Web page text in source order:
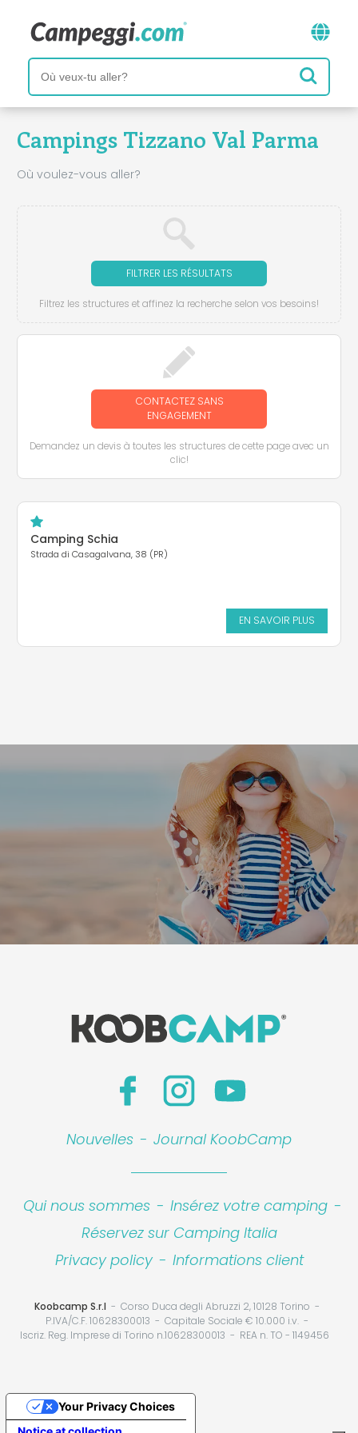
Campings Tizzano Val Parma
Où voulez-vous aller?
FILTRER LES RÉSULTATS
Filtrez les structures et affinez la recherche selon vos besoins!
CONTACTEZ SANS
ENGAGEMENT
Demandez un devis à toutes les structures de cette page avec un
clic!
Camping Schia
Strada di Casagalvana, 38 (PR)
EN SAVOIR PLUS
Nouvelles - Journal KoobCamp
Qui nous sommes - Insérez votre camping -
Réservez sur Camping Italia
Privacy policy - Informations client
Koobcamp S.r.l
Corso Duca degli Abruzzi 2, 10128 Torino
P.IVA/C.F. 10628300013
Capitale Sociale € 10.000 i.v.
Iscriz. Reg. Imprese di Torino n.10628300013
REA n. TO - 1149456
Your Privacy Choices